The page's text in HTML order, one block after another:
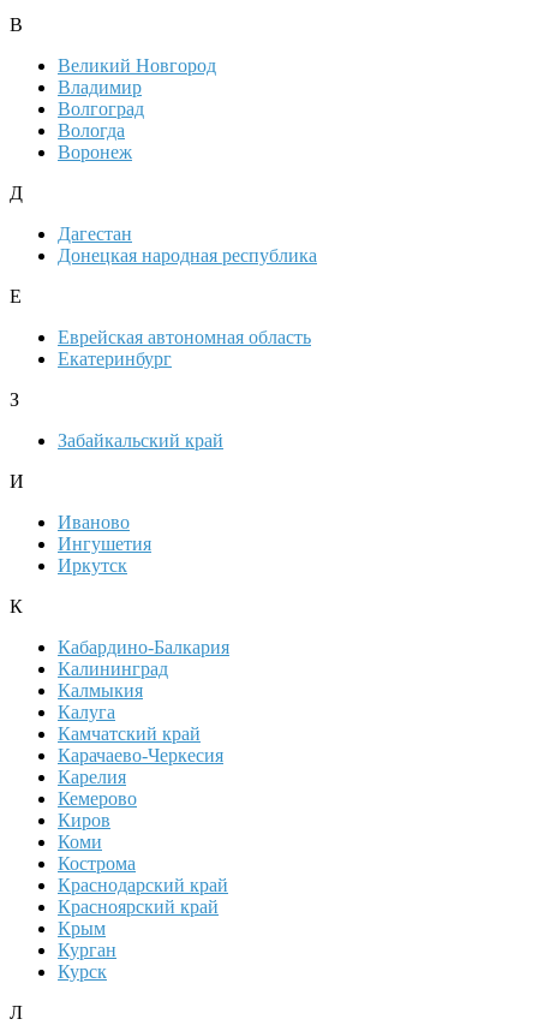
В
Великий Новгород
Владимир
Волгоград
Вологда
Воронеж
Д
Дагестан
Донецкая народная республика
Е
Еврейская автономная область
Екатеринбург
З
Забайкальский край
И
Иваново
Ингушетия
Иркутск
К
Кабардино-Балкария
Калининград
Калмыкия
Калуга
Камчатский край
Карачаево-Черкесия
Карелия
Кемерово
Киров
Коми
Кострома
Краснодарский край
Красноярский край
Крым
Курган
Курск
Л